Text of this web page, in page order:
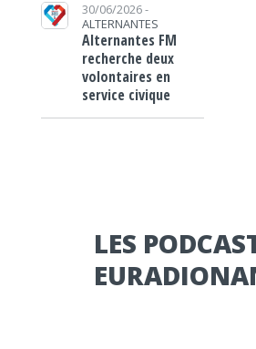
30/06/2026 -
ALTERNANTES
Alternantes FM
recherche deux
volontaires en
service civique
LES